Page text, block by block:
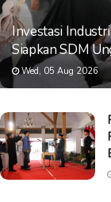
Investasi
Siapkan SDM
Wed, 05 Aug 2026